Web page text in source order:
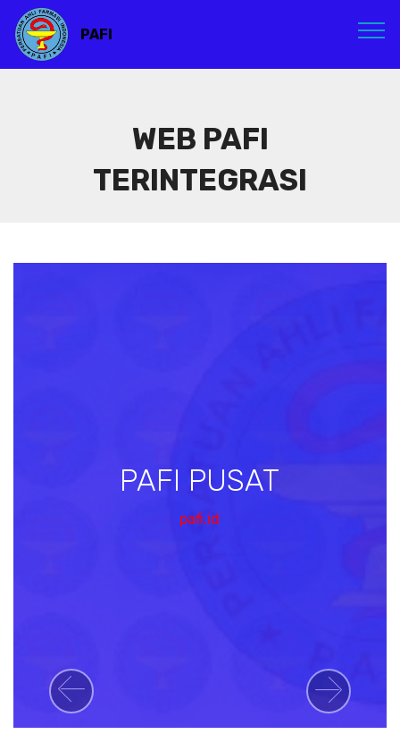
PAFI
WEB PAFI
TERINTEGRASI
PAFI PUSAT
pafi.id
Previous Next